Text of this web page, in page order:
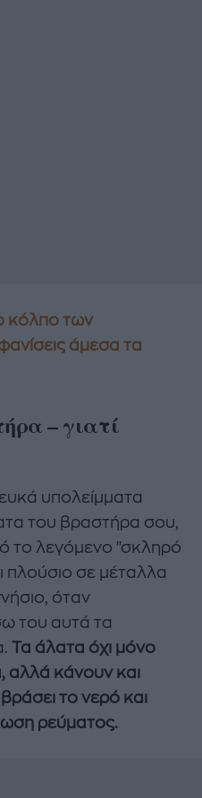
κόλπο των
άμεσα τα
– γιατί
υπολείμματα
του βραστήρα σου,
το λεγόμενο "σκληρό
πλούσιο σε μέταλλα
όταν
του αυτά τα
Τα άλατα όχι μόνο
αλλά κάνουν και
το νερό και
ρεύματος.